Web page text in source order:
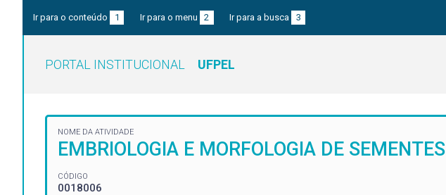
Ir para o conteúdo 1 Ir para o menu 2 Ir para a busca 3
PORTAL INSTITUCIONAL UFPEL
NOME DA ATIVIDADE
EMBRIOLOGIA E MORFOLOGIA DE SEMENTES
CÓDIGO
0018006